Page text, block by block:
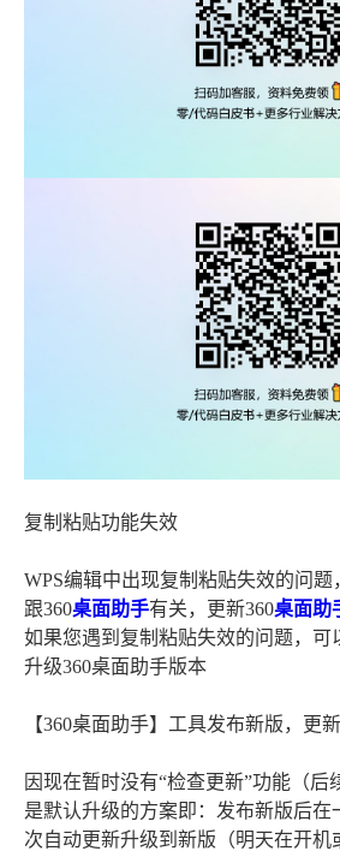
复制粘贴功能失效
WPS编辑中出现复制粘贴失效的问
跟360桌面助手有关，更新360桌面助
如果您遇到复制粘贴失效的问题，可
升级360桌面助手版本
【360桌面助手】工具发布新版，更
因现在暂时没有“检查更新”功能（后
是默认升级的方案即：发布新版后在
次自动更新升级到新版（明天在开机